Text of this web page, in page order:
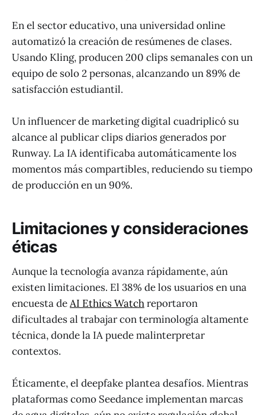
En el sector educativo, una universidad online
automatizó la creación de resúmenes de clases.
Usando Kling, producen 200 clips semanales con un
equipo de solo 2 personas, alcanzando un 89% de
satisfacción estudiantil.
Un influencer de marketing digital cuadriplicó su
alcance al publicar clips diarios generados por
Runway. La IA identificaba automáticamente los
momentos más compartibles, reduciendo su tiempo
de producción en un 90%.
Limitaciones y consideraciones
éticas
Aunque la tecnología avanza rápidamente, aún
existen limitaciones. El 38% de los usuarios en una
encuesta deAI Ethics Watchreportaron
dificultades al trabajar con terminología altamente
técnica, donde la IA puede malinterpretar
contextos.
Éticamente, el deepfake plantea desafíos. Mientras
plataformas como Seedance implementan marcas